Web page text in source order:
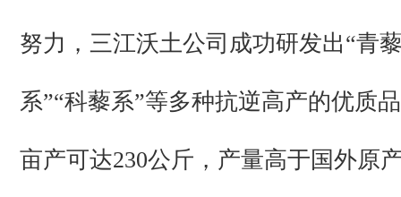
努力，三江沃土公司成功研发出“青
系”“科藜系”等多种抗逆高产的优质
亩产可达230公斤，产量高于国外原